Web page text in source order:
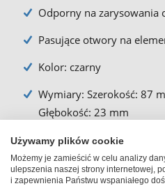
Odporny na zarysowania
Pasujące otwory na
Kolor: czarny
Wymiary: Szerokość: 87
Głębokość: 23 mm
Powierzchnia nadruku: 87
Widoczna powierzchnia
Używamy plików cookie
Możemy je zamieścić w celu analizy
ulepszenia naszej strony internetowej,
i zapewnienia Państwu wspaniałego